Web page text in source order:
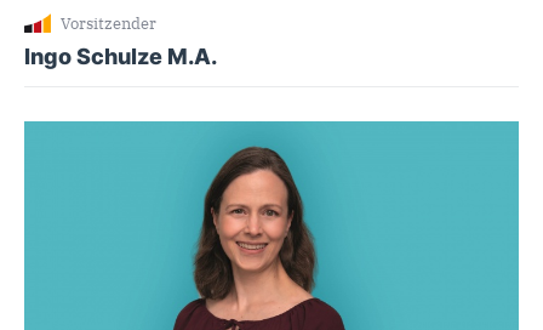
Vorsitzender
Ingo Schulze M.A.